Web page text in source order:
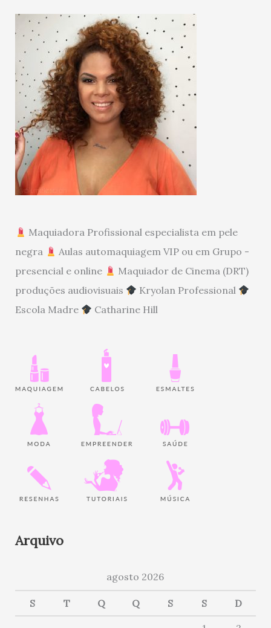
Maquiadora Profissional especialista em pele
negra
Aulas automaquiagem VIP ou em Grupo -
presencial e online
Maquiador de Cinema (DRT)
produções audiovisuais
Kryolan Professional
Escola Madre
Catharine Hill
Arquivo
agosto 2026
S T Q Q S S D